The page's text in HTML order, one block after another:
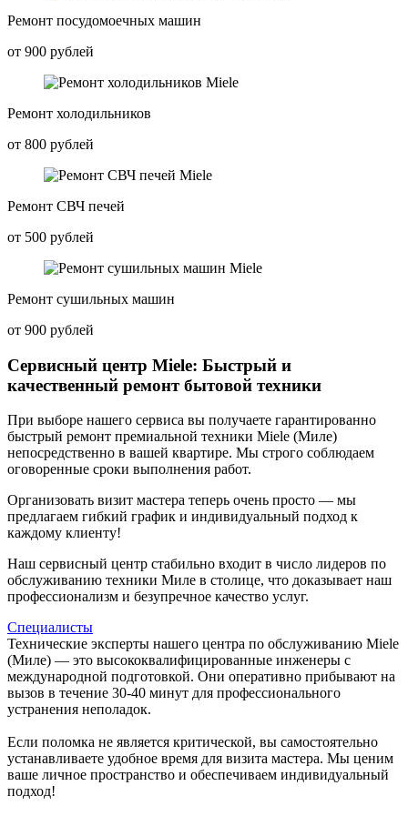
Ремонт посудомоечных машин
от 900 рублей
Ремонт холодильников
от 800 рублей
Ремонт СВЧ печей
от 500 рублей
Ремонт сушильных машин
от 900 рублей
Сервисный центр Miele: Быстрый и
качественный ремонт бытовой техники
При выборе нашего сервиса вы получаете гарантированно
быстрый ремонт премиальной техники Miele (Миле)
непосредственно в вашей квартире. Мы строго соблюдаем
оговоренные сроки выполнения работ.
Организовать визит мастера теперь очень просто — мы
предлагаем гибкий график и индивидуальный подход к
каждому клиенту!
Наш сервисный центр стабильно входит в число лидеров по
обслуживанию техники Миле в столице, что доказывает наш
профессионализм и безупречное качество услуг.
Специалисты
Технические эксперты нашего центра по обслуживанию Miele
(Миле) — это высококвалифицированные инженеры с
международной подготовкой. Они оперативно прибывают на
вызов в течение 30-40 минут для профессионального
устранения неполадок.
Если поломка не является критической, вы самостоятельно
устанавливаете удобное время для визита мастера. Мы ценим
ваше личное пространство и обеспечиваем индивидуальный
подход!